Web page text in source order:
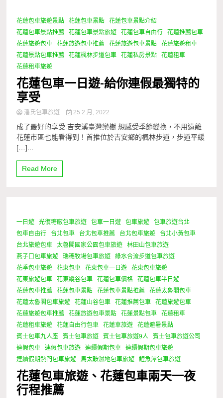
1 Minute
花蓮包車旅遊景點 花蓮包車景點
花蓮包車景點介紹
花蓮包車景點推薦
花蓮包車景點旅遊 花蓮包車自由行
花蓮推薦包車
花蓮旅遊包車
花蓮旅遊包車推薦 花蓮旅遊包車景點
花蓮旅遊租車
花蓮景點包車推薦
花蓮楓林步道包車 花蓮私房景點
花蓮租車
花蓮租車旅遊
花蓮包車一日遊-給你連假最獨特的
享受
潘氏包車旅遊 25 2 月, 2022
成了最好的享受:吉安溪臺灣欒樹 想感受季節變換，不用遠離
花蓮市區也能看得到！首推位於吉安鄉的楓林步道，步道平緩
[…]...
Read More
1 Minute
一日遊 光復糖廠包車旅遊 包車一日遊 包車旅遊
包車旅遊台北
包車自由行
台北包車 台北包車推薦 台北包車旅遊
台北小黃包車
台北旅遊包車
太魯閣國家公園包車旅遊
林田山包車旅遊
燕子口包車旅遊
瑞穗牧場包車旅遊
綠水合流步道包車旅遊
花季包車旅遊
花東包車 花東包車一日遊
花東包車旅遊
花東旅遊包車
花東縱谷包車 花蓮包車價格
花蓮包車半日遊
花蓮包車推薦
花蓮包車景點 花蓮包車景點推薦
花蓮太魯閣包車
花蓮太魯閣包車旅遊
花蓮山谷包車 花蓮推薦包車
花蓮旅遊包車
花蓮旅遊包車推薦
花蓮旅遊包車景點 花蓮景點包車
花蓮租車
花蓮租車旅遊
花蓮自由行包車 花蓮車旅遊
花蓮避暑景點
賓士包車九人座
賓士包車旅遊 賓士包車旅遊9人
賓士包車旅遊公司
連假包車
連假包車旅遊 連續假期包車
連續假期包車旅遊
連續假期熱門包車旅遊
馬太鞍濕地包車旅遊 鯉魚潭包車旅遊
花蓮包車旅遊、花蓮包車兩天一夜
行程推薦